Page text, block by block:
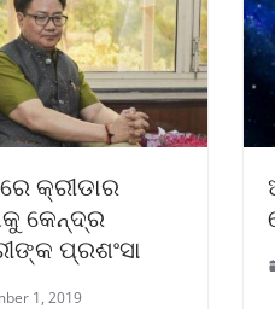
କ୍ରୀଡାର
କେନ୍ଦ୍ର
ପ୍ରଶଂସା
1, 2019